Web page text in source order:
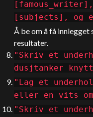
[subjects], og
Å be om å få
resultater.
"Skriv et
dusjtanker
"Lag et
eller en vits om
"Skriv et